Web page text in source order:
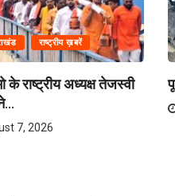
राष्ट्रीय ख़बरें
के राष्ट्रीय अध्यक्ष तेजस्वी
7, 2026